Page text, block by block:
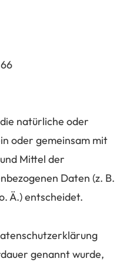
natürliche oder
oder gemeinsam mit
Mittel der
Daten (z. B.
Ä.) entscheidet.
genannt wurde,